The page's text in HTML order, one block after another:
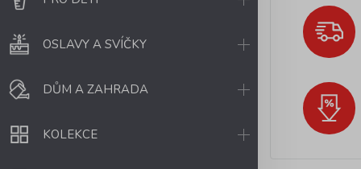
OSLAVY A SVÍČKY
DŮM A ZAHRADA
KOLEKCE